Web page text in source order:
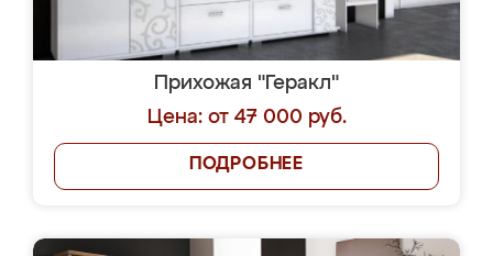
Прихожая "Геракл"
Цена: от 47 000 руб.
ПОДРОБНЕЕ